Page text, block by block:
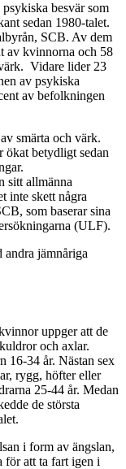
besvär som
sedan 1980-talet.
SCB. Av dem
av kvinnorna och 58
Vidare lider 23
av psykiska
av befolkningen
smärta och värk.
ökat betydligt sedan
sitt allmänna
inte skett några
som baserar sina
(ULF).
andra jämnåriga
uppger att de
och axlar.
16-34 år. Nästan sex
rygg, höfter eller
25-44 år. Medan
de största
i form av ängslan,
för att ta fart igen i